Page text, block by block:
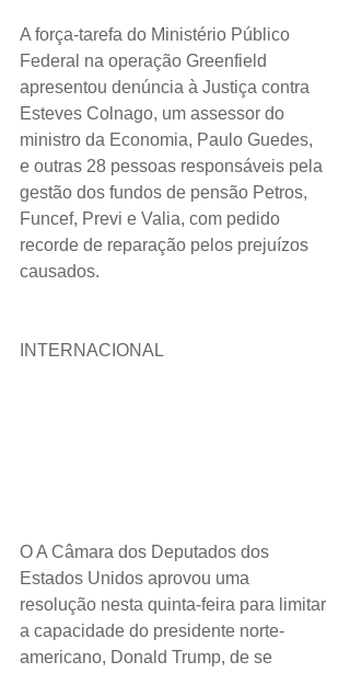
A força-tarefa do Ministério Público
Federal na operação Greenfield
apresentou denúncia à Justiça contra
Esteves Colnago, um assessor do
ministro da Economia, Paulo Guedes,
e outras 28 pessoas responsáveis pela
gestão dos fundos de pensão Petros,
Funcef, Previ e Valia, com pedido
recorde de reparação pelos prejuízos
causados.
INTERNACIONAL
O A Câmara dos Deputados dos
Estados Unidos aprovou uma
resolução nesta quinta-feira para limitar
a capacidade do presidente norte-
americano, Donald Trump, de se